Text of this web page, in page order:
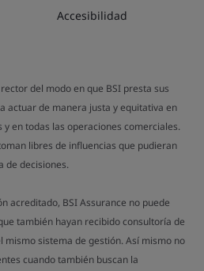
Accesibilidad
del modo en que BSI presta sus
actuar de manera justa y equitativa en
en todas las operaciones comerciales.
libres de influencias que pudieran
de decisiones.
acreditado, BSI Assurance no puede
también hayan recibido consultoría de
mismo sistema de gestión. Así mismo no
cuando también buscan la